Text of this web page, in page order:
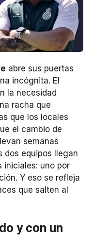
abre sus puertas
incógnita. El
la necesidad
racha que
que los locales
el cambio de
semanas
dos equipos llegan
iniciales: uno por
Y eso se refleja
que salten al
y con un